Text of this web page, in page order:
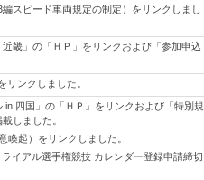
スピード車両規定の制定）をリンクしまし
畿」の「ＨＰ」をリンクおよび「参加申込
リンクしました。
in 四国」の「ＨＰ」をリンクおよび「特別規
しました。
喚起）をリンクしました。
イアル選手権競技 カレンダー登録申請締切